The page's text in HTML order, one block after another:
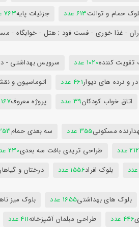
حمام و توالت613 عدد جزئیات پایه763 عدد
- غذا خوری - فست فود ; هتل - خوابگاه -
تقویت کننده1020 عدد سرویس بهداشتی -
و نرده های دیوار461 عدد اتوماسیون و
اتاق خواب کودکان39 عدد پروژه معروف167 عدد
مسکونی355 عدد سه بعدی حمام253
212 عدد طراحی تریدی بافت سه بعدی230 عدد
بلوک افراد1556 عدد درختان و
بلوک های بهداشتی1655 عدد بلوک میز
446 عدد طراحی مبلمان آشپزخانه411 عدد